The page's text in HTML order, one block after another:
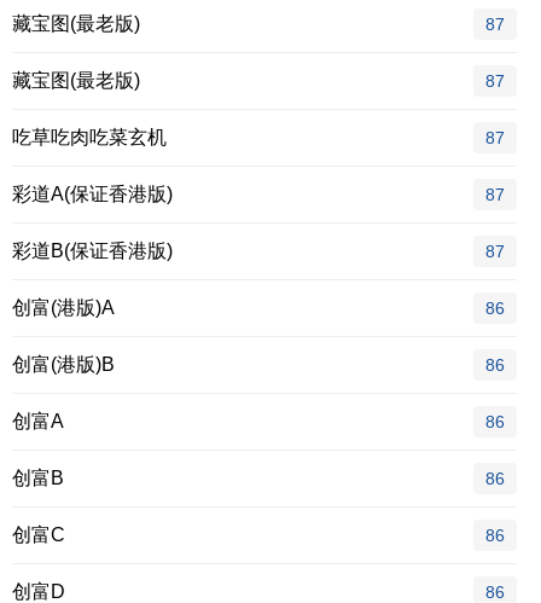
藏宝图(最老版) 87
藏宝图(最老版) 87
吃草吃肉吃菜玄机 87
彩道A(保证香港版) 87
彩道B(保证香港版) 87
创富(港版)A 86
创富(港版)B 86
创富A 86
创富B 86
创富C 86
创富D 86